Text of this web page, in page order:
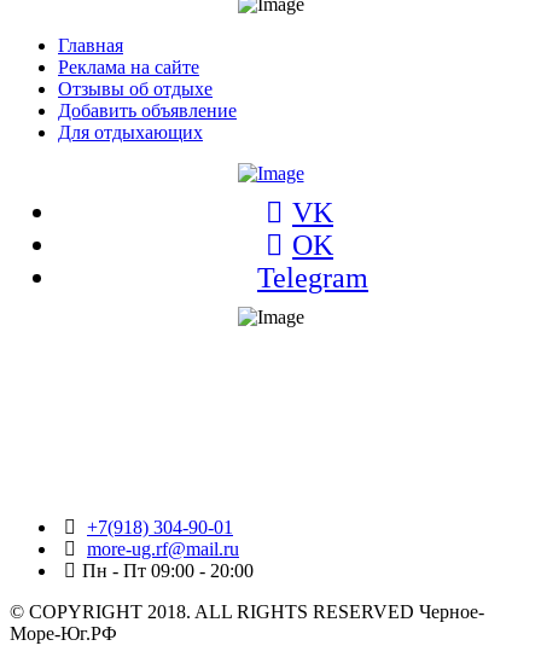
Главная
Реклама на сайте
Отзывы об отдыхе
Добавить объявление
Для отдыхающих
VK
OK
Telegram
+7(918) 304-90-01
more-ug.rf@mail.ru
Пн - Пт 09:00 - 20:00
© COPYRIGHT 2018. ALL RIGHTS RESERVED Черное-
Море-Юг.РФ